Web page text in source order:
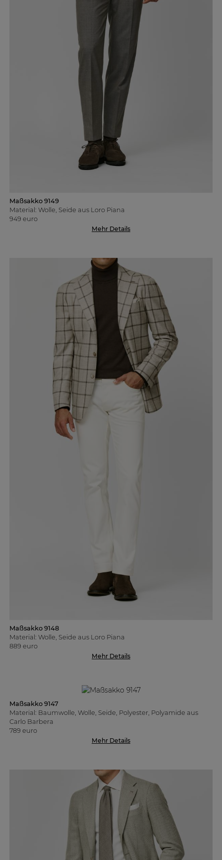
Maßsakko 9149
Material: Wolle, Seide aus Loro Piana
949 euro
Mehr Details
Maßsakko 9148
Material: Wolle, Seide aus Loro Piana
889 euro
Mehr Details
Maßsakko 9147
Material: Baumwolle, Wolle, Seide, Polyester, Polyamide aus
Carlo Barbera
789 euro
Mehr Details